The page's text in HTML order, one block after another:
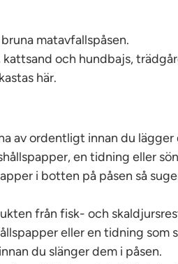
matavfallspåsen.
och hundbajs,
här.
av ordentligt innan du lägger
en tidning eller
i botten på påsen så
från fisk- och
eller en tidning som
du slänger dem i påsen.